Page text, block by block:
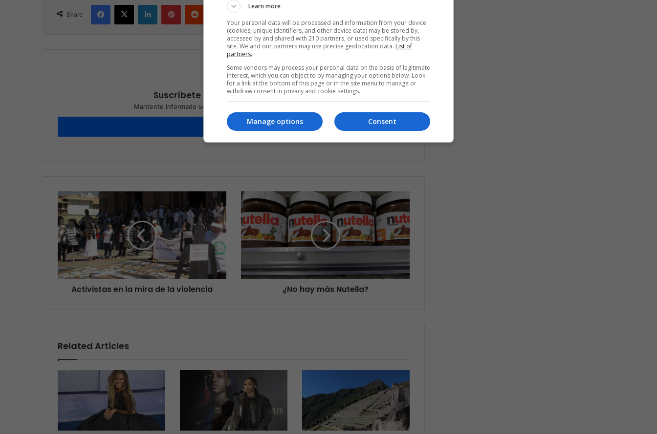
Share
Compartir por correo electrónico Print
Suscríbete a nuestra lista de correos
Mantente informado sobre lo que está pasando en Latinoamérica
Suscríbete
Activistas en la mira de la violencia ¿No hay más Nutella?
Related Articles
Learn more
Your personal data will be processed and information from your device
(cookies, unique identifiers, and other device data) may be stored by,
accessed by and shared with 210 partners, or used specifically by this
site. We and our partners may use precise geolocation data. List of
partners.
Some vendors may process your personal data on the basis of legitimate
interest, which you can object to by managing your options below. Look
for a link at the bottom of this page or in the site menu to manage or
withdraw consent in privacy and cookie settings.
Consent
Manage options